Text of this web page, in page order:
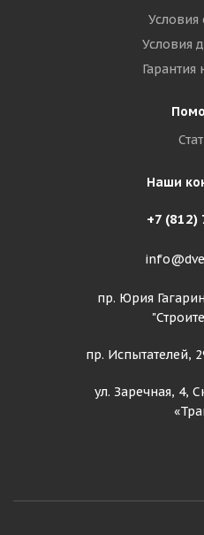
Условия
Условия
Гарантия
Наши
+7 (812)
пр. Юрия
пр. Испытателей,
ул. Заречная, 4,